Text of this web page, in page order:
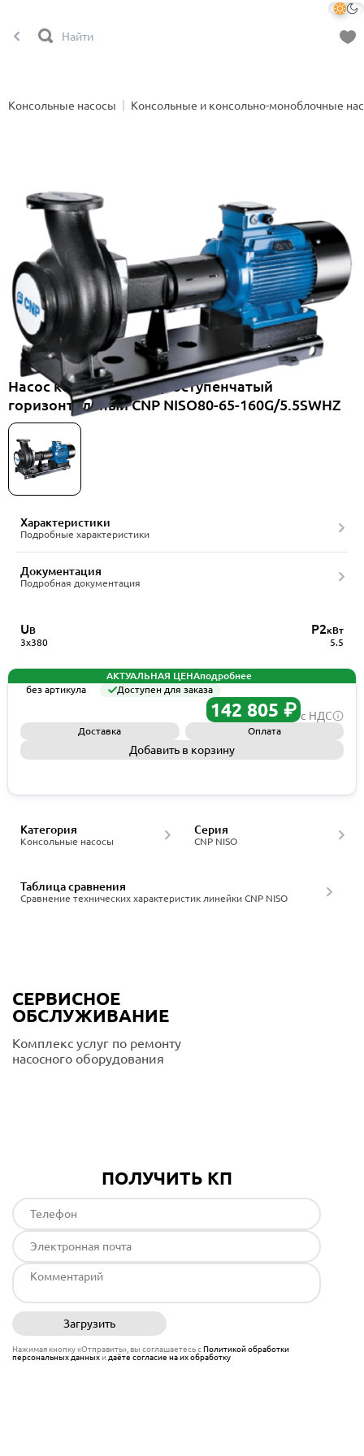
Консольные насосы Консольные и консольно-моноблочные
Насос консольный одноступенчатый
горизонтальный CNP NISO80-65-160G/5.5SWHZ
Характеристики
Подробные характеристики
Документация
Подробная документация
UВ
3x380
P2кВт
5.5
АКТУАЛЬНАЯ ЦЕНАподробнее
без артикула
Доступен для заказа
142 805 ₽ с НДС
Доставка Оплата
Добавить в корзину
Консольные насосы
Категория
CNP NISO
Серия
Сравнение технических характеристик линейки CNP NISO
Таблица сравнения
СЕРВИСНОЕ
ОБСЛУЖИВАНИЕ
Комплекс услуг по ремонту
насосного оборудования
ПОЛУЧИТЬ КП
Загрузить
Нажимая кнопку «Отправить», вы соглашаетесь сПолитикой обработки
персональных данныхи даёте согласие на их обработку